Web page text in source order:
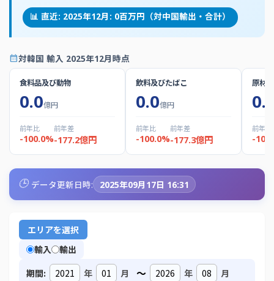
📊 直近: 2025年12月: 0百万円（対中国輸出・合計）
calendar_month対韓国 輸入 2025年12月時点
食料品及び動物
0.0億円
前年比
-100.0%
前年差
-177.2億円
飲料及びたばこ
0.0億円
前年比
-100.0%
前年差
-177.3億円
原材料
前年比
-
🕒 データ更新日時: 2025年09月17日 16:31
エリアを選択
輸入
輸出
期間:
年 月 ～ 年 月